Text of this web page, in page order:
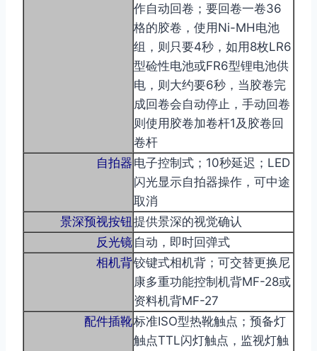
作自动回卷；要回卷一卷36
格的胶卷，使用Ni-MH电池
组，则只要4秒，如用8枚LR6
型硷性电池或FR6型锂电池供
电，则大约要6秒，当胶卷完
成回卷会自动停止，手动回卷
则使用胶卷加卷杆1及胶卷回
卷杆
自拍器 电子控制式；10秒延迟；LED
闪光显示自拍器操作，可中途
取消
景深预视按钮 提供景深的视觉确认
反光镜 自动，即时回弹式
相机背铰键式相机背；可交替更换尼
康多重功能控制机背MF-28或
资料机背MF-27
配件插靴标准ISO型热靴触点；预备灯
触点TTL闪灯触点，监视灯触